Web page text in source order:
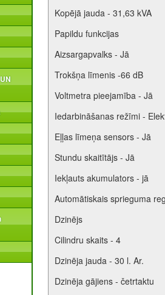
Kopējā jauda - 31,63 kVA
Papildu funkcijas
Aizsargapvalks - Jā
Trokšņa līmenis -66 dB
Voltmetra pieejamība - Jā
Iedarbināšanas režīmi -
Eļļas līmeņa sensors - Jā
Stundu skaitītājs - Jā
Iekļauts akumulators - jā
Automātiskais sprieguma
Dzinējs
Cilindru skaits - 4
Dzinēja jauda - 30 l. Ar.
Dzinēja gājiens - četrtaktu